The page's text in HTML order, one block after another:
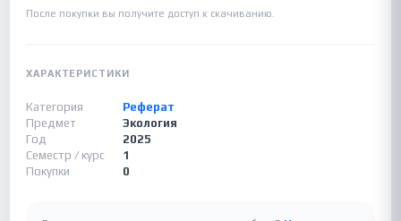
После покупки вы получите доступ к скачиванию.
ХАРАКТЕРИСТИКИ
Категория
Реферат
Предмет
Экология
Год
2025
Семестр / курс
1
Покупки
0